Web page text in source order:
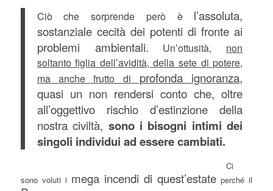
Ciò che sorprende però è l’assoluta,
sostanziale cecità dei potenti di fronte ai
problemi ambientali. Un’ottusità, non
soltanto figlia dell’avidità, della sete di potere,
ma anche frutto di profonda ignoranza,
quasi un non rendersi conto che, oltre
all’oggettivo rischio d’estinzione della
nostra civiltà, sono i bisogni intimi dei
singoli individui ad essere cambiati.
Ci
sono voluti i mega incendi di quest’estate perché il